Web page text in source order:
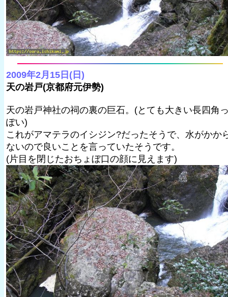
2009年2月15日(日)
天の岩戸(京都府元伊勢)
天の岩戸神社の祠の裏の巨石。(とても大きい長四角
ぽい)
これがアマテラのイシジン?だったそうで、水がかか
ないので良いことを言っていたそうです。
(片目を閉じたおちょぼ口の顔に見えます)